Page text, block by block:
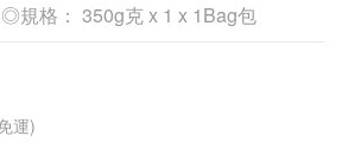
◎規格： 350g克 x 1 x 1Bag包
運)